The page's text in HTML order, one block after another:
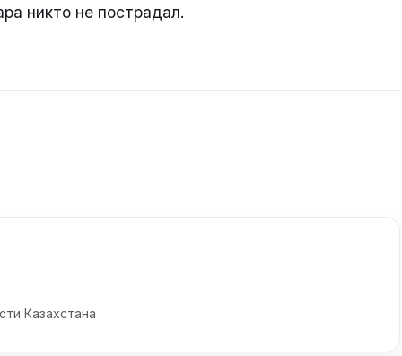
никто не пострадал.
Казахстана